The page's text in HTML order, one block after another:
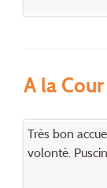
A la
Très bon
volonté.